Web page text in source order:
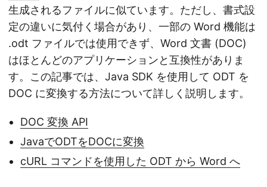
生成されるファイルに似ています。ただし、書式設
定の違いに気付く場合があり、一部の Word 機能は
.odt ファイルでは使用できず、Word 文書 (DOC)
はほとんどのアプリケーションと互換性がありま
す。この記事では、Java SDK を使用して ODT を
DOC に変換する方法について詳しく説明します。
DOC 変換 API
JavaでODTをDOCに変換
cURL コマンドを使用した ODT から Word へ